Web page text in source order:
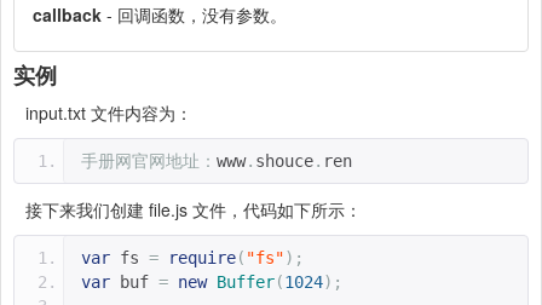
callback - 回调函数，没有参数。
实例
input.txt 文件内容为：
手册网官网地址： www. shouce. ren
接下来我们创建 file.js 文件，代码如下所示：
var fs = require( "fs");
var buf = new Buffer(1024);